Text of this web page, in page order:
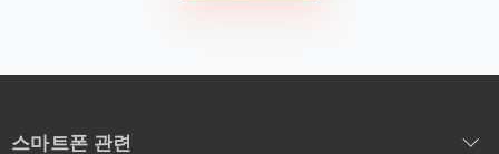
스마트폰 관련